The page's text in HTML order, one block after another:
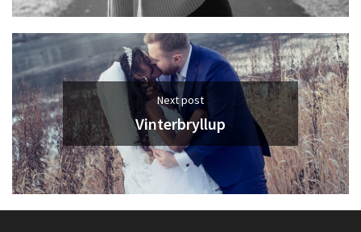
Next post
Vinterbryllup